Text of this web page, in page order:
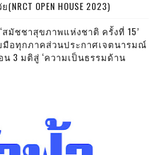
OPEN HOUSE 2023)
สมัชชาสุขภาพแห่งชาติ ครั้งที่ 15’
อทุกภาคส่วนประกาศเจตนารมณ์
3 มติสู่ ‘ความเป็นธรรมด้าน